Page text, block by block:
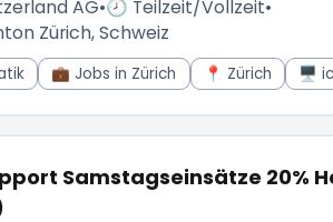
AG•🕗 Teilzeit/Vollzeit•
Zürich, Schweiz
💼 Jobs in Zürich 📍 Zürich 🖥️
Samstagseinsätze 20%